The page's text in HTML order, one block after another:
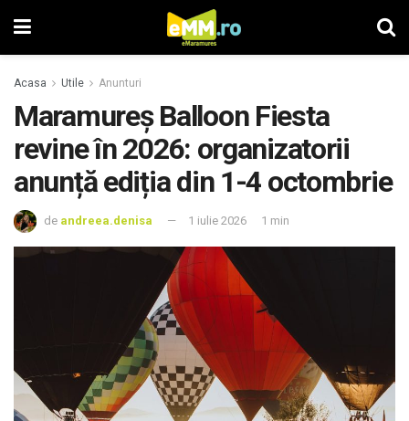
Acasa Utile Anunturi
Maramureș Balloon Fiesta
revine în 2026: organizatorii
anunță ediția din 1-4 octombrie
de andreea.denisa 1 iulie 2026 1 min